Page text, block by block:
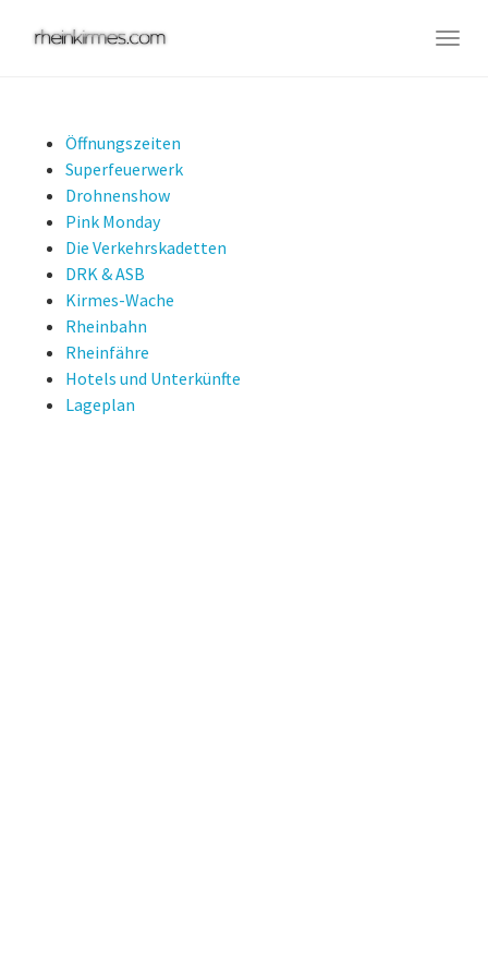
Öffnungszeiten
Superfeuerwerk
Drohnenshow
Pink Monday
Die Verkehrskadetten
DRK & ASB
Kirmes-Wache
Rheinbahn
Rheinfähre
Hotels und Unterkünfte
Lageplan